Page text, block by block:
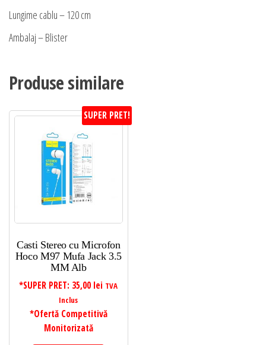
Lungime cablu – 120 cm
Ambalaj – Blister
Produse similare
SUPER PRET!
Casti Stereo cu Microfon
Hoco M97 Mufa Jack 3.5
MM Alb
*SUPER PRET: 35,00 lei TVA
Inclus
*Ofertă Competitivă
Monitorizată